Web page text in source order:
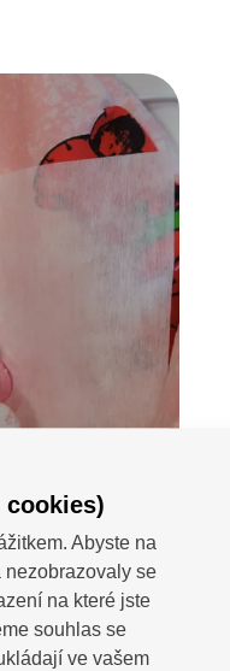
SDÍLEJTE:
cookies)
Abyste na
se
na které jste
souhlas se
ve vašem